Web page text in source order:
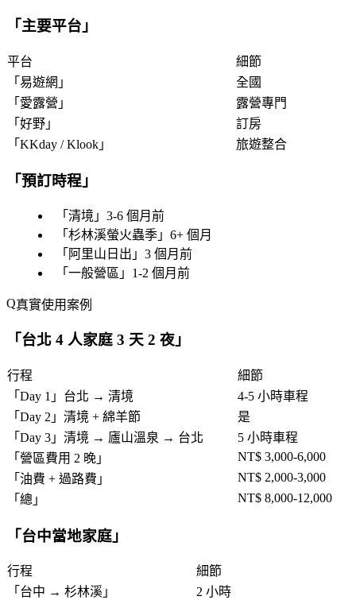
「 主要平台 」
平台
細節
「 易遊網 」
全國
「 愛露營 」
露營專門
「 好野 」
訂房
「 KKday / Klook 」 旅遊整合
「預訂時程 」
「 清境 」3-6 個月前
「 杉林溪螢火蟲季 」6+ 個月
「 阿里山日出 」3 個月前
「 一般營區 」1-2 個月前
真實使用案例
「 台北 4 人家庭 3 天 2 夜 」
行程
細節
「 Day 1 」台北 → 清境
4-5 小時車程
「 Day 2 」清境 + 綿羊節
是
「 Day 3 」清境 → 廬山溫泉 → 台北
5 小時車程
「 營區費用 2 晚 」
NT$ 3,000-6,000
「 油費 + 過路費 」
NT$ 2,000-3,000
「 總 」 NT$ 8,000-12,000
「台中當地家庭 」
行程
細節
「 台中 → 杉林溪 」
2 小時